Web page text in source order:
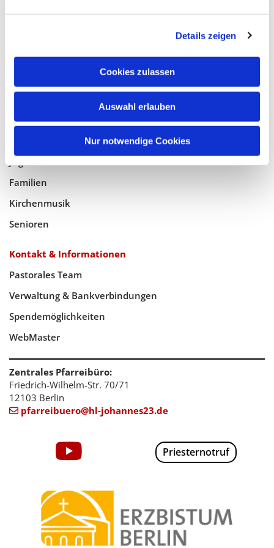
Details zeigen
Cookies zulassen
Auswahl erlauben
Nur notwendige Cookies
Geistlicher Raum
Taufe, Kommunion & Trauung
Familien
Kirchenmusik
Senioren
Kontakt & Informationen
Pastorales Team
Verwaltung & Bankverbindungen
Spendemöglichkeiten
WebMaster
Zentrales Pfarreibüro:
Friedrich-Wilhelm-Str. 70/71
12103 Berlin
 pfarreibuero@hl-johannes23.de
Priesternotruf